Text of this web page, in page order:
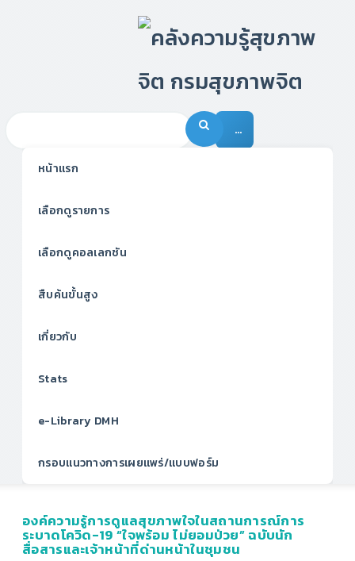
…
หน้าแรก
เลือกดูรายการ
เลือกดูคอลเลกชัน
สืบค้นขั้นสูง
เกี่ยวกับ
Stats
e-Library DMH
กรอบแนวทางการเผยแพร่/แบบฟอร์ม
องค์ความรู้การดูแลสุขภาพใจในสถานการณ์การ
ระบาดโควิด-19 “ใจพร้อม ไม่ยอมป่วย” ฉบับนัก
สื่อสารและเจ้าหน้าที่ด่านหน้าในชุมชน